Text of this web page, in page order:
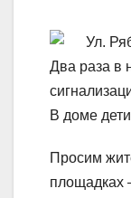
Ул.
Два раза в
В доме
Просим
площадках